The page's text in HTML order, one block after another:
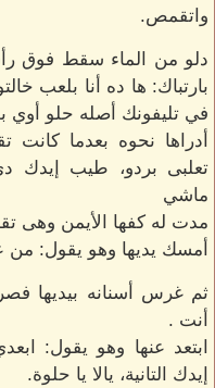
واتقمص.
دلو من الماء سقط فوق
بارتباك: ها ده أنا بلعب
في تليفونك أصله حلو أوي
أدراها نحوه بعدما
تعلبى بردو، طيب إيدك
ماشي
مدت له كفها الأيمن وهى
أمسك يديها وهو يقول: من
ثم غرس أسنانه بيديها
أنت .
ابتعد عنها وهو يقول:
إيدك التانية، يالا يا حلوة.